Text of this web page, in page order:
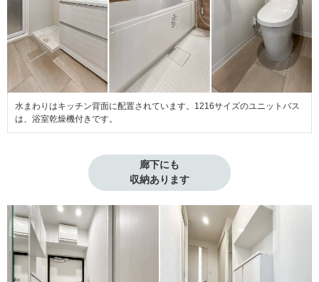
水まわりはキッチン背面に配置されています。1216サイズのユニットバス
は、浴室乾燥機付きです。
廊下にも
収納あります